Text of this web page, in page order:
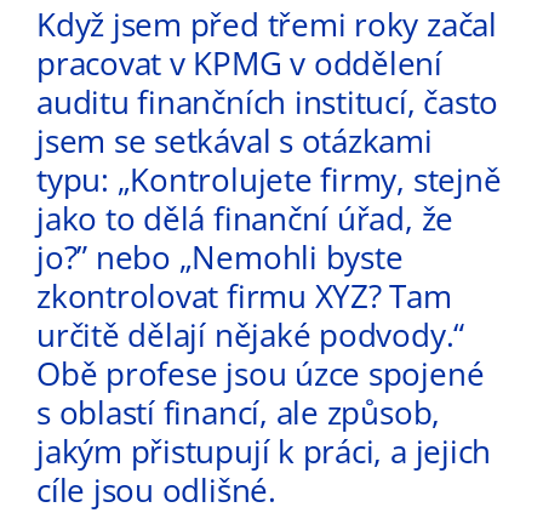
Když jsem před třemi roky začal
pracovat v KPMG v oddělení
auditu finančních institucí, často
jsem se setkával s otázkami
typu: „Kontrolujete firmy, stejně
jako to dělá finanční úřad, že
jo?” nebo „Nemohli byste
zkontrolovat firmu XYZ? Tam
určitě dělají nějaké podvody.“
Obě profese jsou úzce spojené
s oblastí financí, ale způsob,
jakým přistupují k práci, a jejich
cíle jsou odlišné.